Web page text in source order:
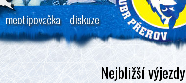
meotipovačka diskuze
Nejbližší výjezdy